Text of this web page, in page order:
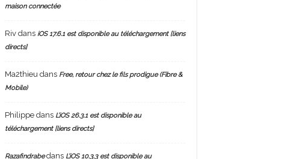
maison connectée
Rivdans iOS 17.6.1 est disponible au téléchargement [liens
directs]
Ma2thieu dans Free, retour chez le fils prodigue (Fibre &
Mobile)
Philippedans L’iOS 26.3.1 est disponible au
téléchargement [liens directs]
Razafindrabedans L’iOS 10.3.3 est disponible au